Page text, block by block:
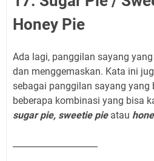
Honey Pie
Ada lagi, panggilan sayang
dan menggemaskan. Kata ini
sebagai panggilan sayang yang
beberapa kombinasi yang bisa
sugar pie, sweetie pieatau